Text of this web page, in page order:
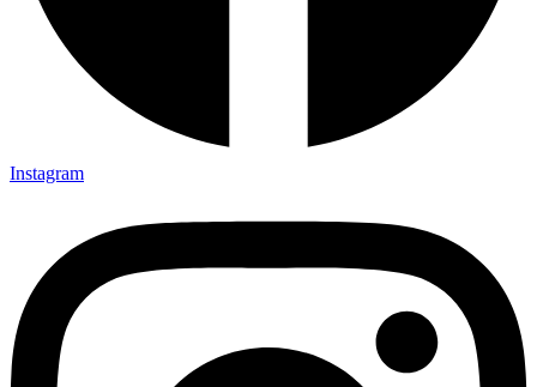
Instagram